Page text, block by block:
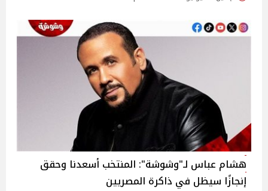
هشام عباس لـ"وشوشة": المنتخب أسعدنا وحقق
إنجازًا سيظل في ذاكرة المصريين